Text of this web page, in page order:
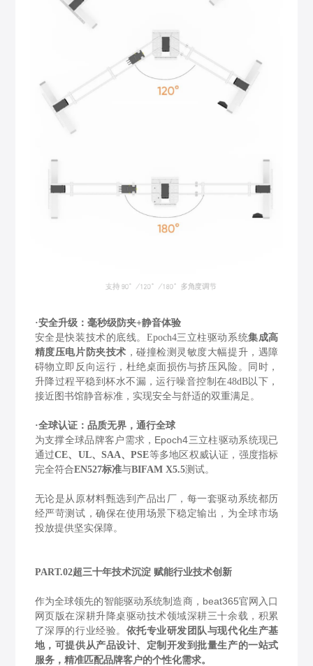
·安全升级：毫秒级防夹+静音体验
安全是快装技术的底线。 Epoch4三立柱驱动系统集成高
精度压电片防夹技术 ，碰撞检测灵敏度大幅提升，遇障
碍物立即反向运行，杜绝桌面损伤与挤压风险。同时，
升降过程平稳到杯水不漏，运行噪音控制在48dB以下，
接近图书馆静音标准，实现安全与舒适的双重满足。
·全球认证：品质无界，通行全球
为支撑全球品牌客户需求，Epoch4三立柱驱动系统现已
通过CE、UL、SAA、PSE等多地区权威认证，强度指标
完全符合EN527标准与BIFAM X5.5测试。
无论是从原材料甄选到产品出厂，每一套驱动系统都历
经严苛测试，确保在使用场景下稳定输出，为全球市场
投放提供坚实保障。
PART.02超三十年技术沉淀 赋能行业技术创新
作为全球领先的智能驱动系统制造商，beat365官网入口
网页版在深耕升降桌驱动技术领域深耕三十余载，积累
了深厚的行业经验。 依托专业研发团队与现代化生产基
地，可提供从产品设计、定制开发到批量生产的一站式
服务，精准匹配品牌客户的个性化需求。